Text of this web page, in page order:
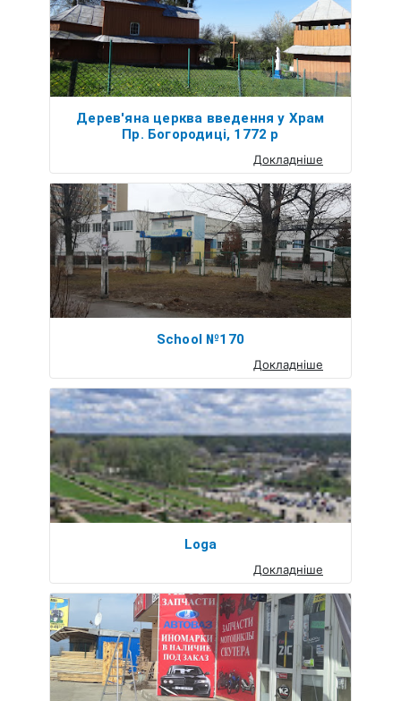
Дерев'яна церква введення у Храм
Пр. Богородиці, 1772 р
Докладніше
School №170
Докладніше
Loga
Докладніше